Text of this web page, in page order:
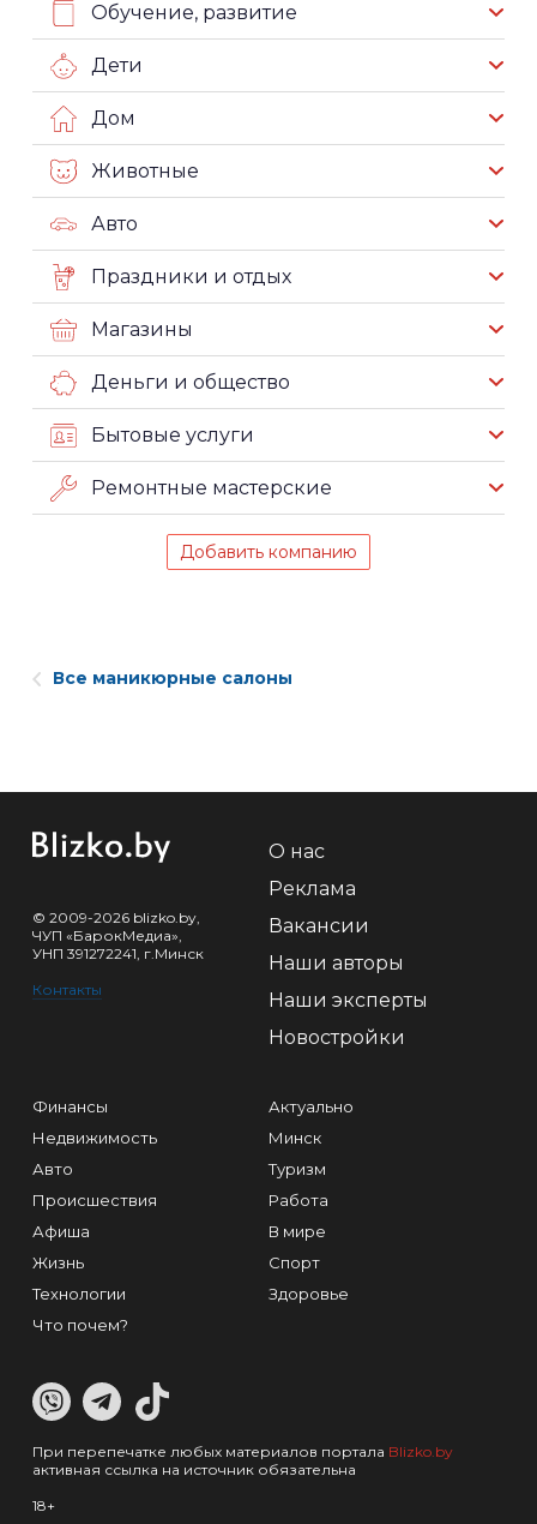
Обучение, развитие
Дети
Дом
Животные
Авто
Праздники и отдых
Магазины
Деньги и общество
Бытовые услуги
Ремонтные мастерские
Добавить компанию
Все маникюрные салоны
© 2009-2026 blizko.by,
ЧУП «БарокМедиа»,
УНП 391272241, г.Минск
Контакты
О нас
Реклама
Вакансии
Наши авторы
Наши эксперты
Новостройки
Финансы
Недвижимость
Авто
Происшествия
Афиша
Жизнь
Технологии
Что почем?
Актуально
Минск
Туризм
Работа
В мире
Спорт
Здоровье
При перепечатке любых материалов портала Blizko.by
активная ссылка на источник обязательна
18+